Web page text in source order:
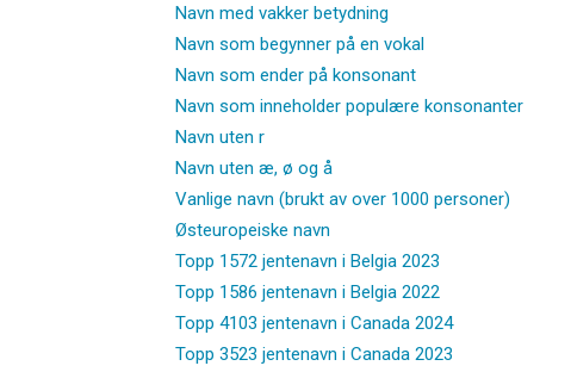
Navn med vakker betydning
Navn som begynner på en vokal
Navn som ender på konsonant
Navn som inneholder populære konsonanter
Navn uten r
Navn uten æ, ø og å
Vanlige navn (brukt av over 1000 personer)
Østeuropeiske navn
Topp 1572 jentenavn i Belgia 2023
Topp 1586 jentenavn i Belgia 2022
Topp 4103 jentenavn i Canada 2024
Topp 3523 jentenavn i Canada 2023